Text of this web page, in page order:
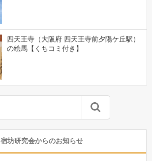
四天王寺（大阪府 四天王寺前夕陽ケ丘駅）
の絵馬【くちコミ付き】
宿坊研究会からのお知らせ